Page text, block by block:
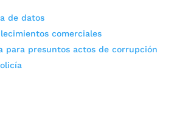
de datos
comerciales
para presuntos actos de corrupción
16, 2025
facilita acceso a información
económicas a través de
La...